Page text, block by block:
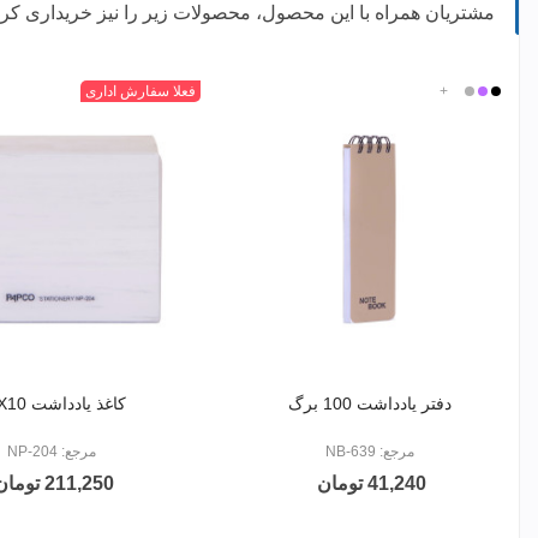
مشتریان همراه با این محصول، محصولات زیر را نیز خریداری
مشکی
بنفشنقره سفید
+
دفتر یادداشت 100 برگ
مرجع: NB-639
41,240 تومان
سفید
فعلا سفارش اداری
کاغذ یادداشت 10X10
مرجع: NP-204
211,250 تومان